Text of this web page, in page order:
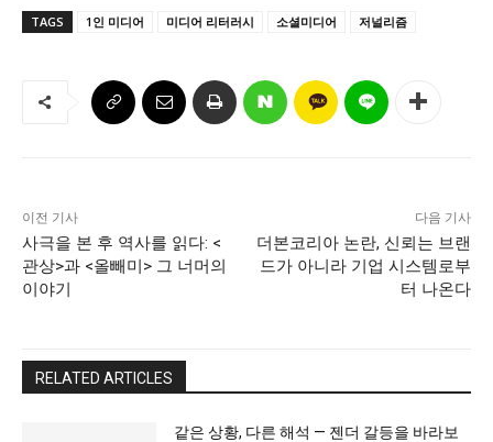
TAGS 1인 미디어 미디어 리터러시 소셜미디어 저널리즘
이전 기사
사극을 본 후 역사를 읽다: <
관상>과 <올빼미> 그 너머의
이야기
다음 기사
더본코리아 논란, 신뢰는 브랜
드가 아니라 기업 시스템로부
터 나온다
RELATED ARTICLES
같은 상황, 다른 해석 — 젠더 갈등을 바라보